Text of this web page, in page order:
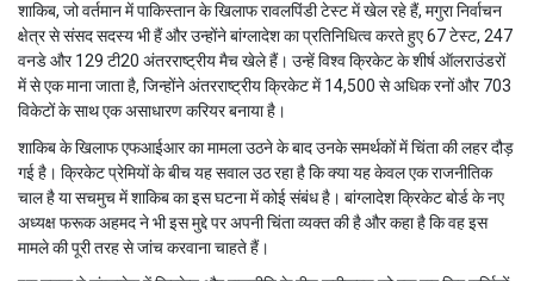
शाकिब, जो वर्तमान में पाकिस्तान के खिलाफ रावलपिंडी टेस्ट में खेल रहे हैं, मगुरा निर्वाचन
क्षेत्र से संसद सदस्य भी हैं और उन्होंने बांग्लादेश का प्रतिनिधित्व करते हुए 67 टेस्ट, 247
वनडे और 129 टी20 अंतरराष्ट्रीय मैच खेले हैं। उन्हें विश्व क्रिकेट के शीर्ष ऑलराउंडरों
में से एक माना जाता है, जिन्होंने अंतरराष्ट्रीय क्रिकेट में 14,500 से अधिक रनों और 703
विकेटों के साथ एक असाधारण करियर बनाया है।
शाकिब के खिलाफ एफआईआर का मामला उठने के बाद उनके समर्थकों में चिंता की लहर दौड़
गई है। क्रिकेट प्रेमियों के बीच यह सवाल उठ रहा है कि क्या यह केवल एक राजनीतिक
चाल है या सचमुच में शाकिब का इस घटना में कोई संबंध है। बांग्लादेश क्रिकेट बोर्ड के नए
अध्यक्ष फरूक अहमद ने भी इस मुद्दे पर अपनी चिंता व्यक्त की है और कहा है कि वह इस
मामले की पूरी तरह से जांच करवाना चाहते हैं।